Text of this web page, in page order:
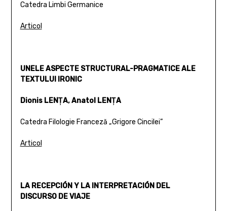
Catedra Limbi Germanice
Articol
UNELE ASPECTE STRUCTURAL-PRAGMATICE ALE
TEXTULUI IRONIC
Dionis LENŢA, Anatol LENŢA
Catedra Filologie Franceză „Grigore Cincilei”
Articol
LA RECEPCIÓN Y LA INTERPRETACIÓN DEL
DISCURSO DE VIAJE